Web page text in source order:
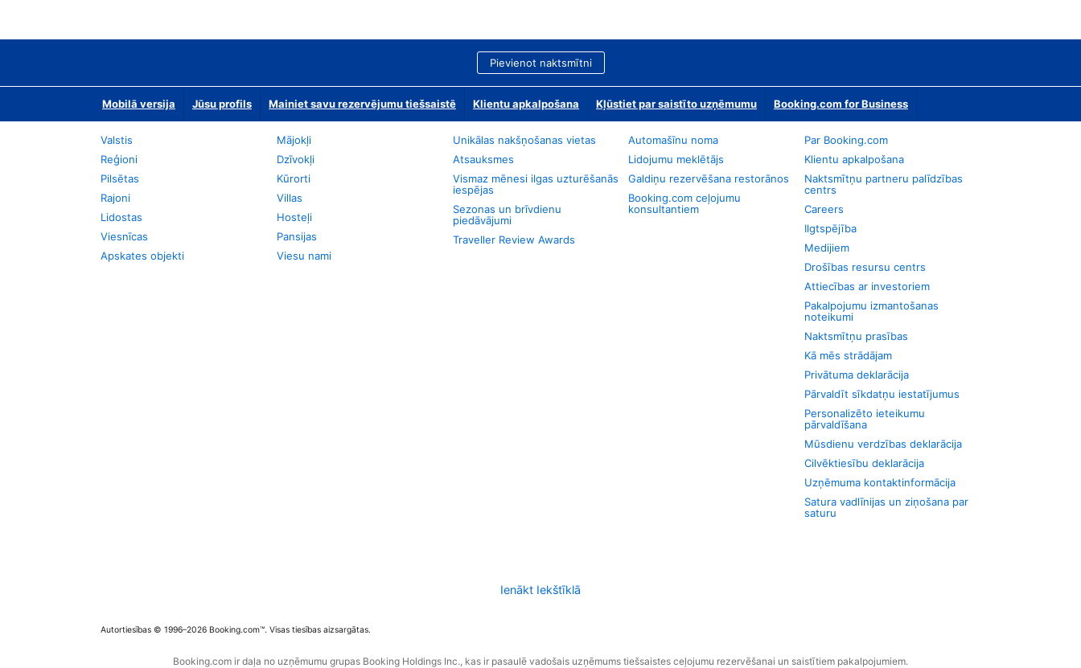
Pievienot naktsmītni
Mobilā versija Jūsu profils Mainiet savu rezervējumu tiešsaistē Klientu apkalpošana Kļūstiet par saistīto uzņēmumu Booking.com for Business
Valstis
Reģioni
Pilsētas
Rajoni
Lidostas
Viesnīcas
Apskates objekti
Mājokļi
Dzīvokļi
Kūrorti
Villas
Hosteļi
Pansijas
Viesu nami
Unikālas nakšņošanas vietas
Atsauksmes
Vismaz mēnesi ilgas uzturēšanās
iespējas
Sezonas un brīvdienu
piedāvājumi
Traveller Review Awards
Automašīnu noma
Lidojumu meklētājs
Galdiņu rezervēšana restorānos
Booking.com ceļojumu
konsultantiem
Par Booking.com
Klientu apkalpošana
Naktsmītņu partneru palīdzības
centrs
Careers
Ilgtspējība
Medijiem
Drošības resursu centrs
Attiecības ar investoriem
Pakalpojumu izmantošanas
noteikumi
Naktsmītņu prasības
Kā mēs strādājam
Privātuma deklarācija
Pārvaldīt sīkdatņu iestatījumus
Personalizēto ieteikumu
pārvaldīšana
Mūsdienu verdzības deklarācija
Cilvēktiesību deklarācija
Uzņēmuma kontaktinformācija
Satura vadlīnijas un ziņošana par
saturu
Ienākt Iekštīklā
Autortiesības © 1996–2026 Booking.com™. Visas tiesības aizsargātas.
Booking.com ir daļa no uzņēmumu grupas Booking Holdings Inc., kas ir pasaulē vadošais uzņēmums tiešsaistes ceļojumu rezervēšanai un saistītiem pakalpojumiem.